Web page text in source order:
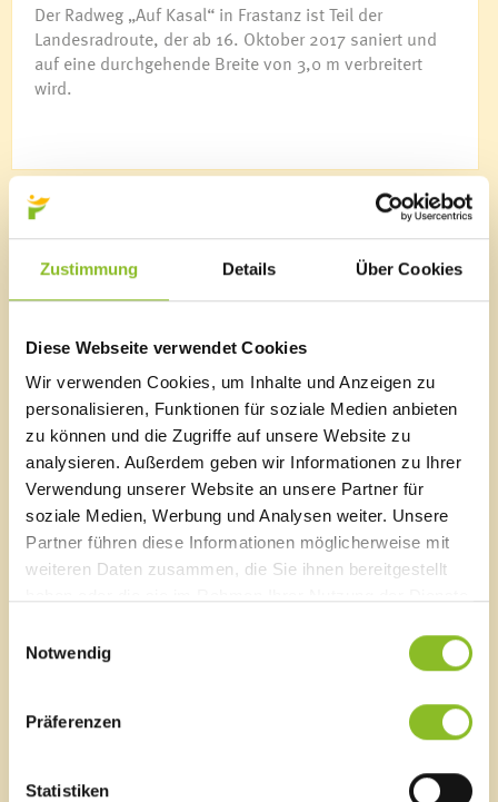
Zustimmung Details Über Cookies
Diese Webseite verwendet Cookies
Wir verwenden Cookies, um Inhalte und Anzeigen zu
personalisieren, Funktionen für soziale Medien anbieten
zu können und die Zugriffe auf unsere Website zu
analysieren. Außerdem geben wir Informationen zu Ihrer
Verwendung unserer Website an unsere Partner für
soziale Medien, Werbung und Analysen weiter. Unsere
Partner führen diese Informationen möglicherweise mit
weiteren Daten zusammen, die Sie ihnen bereitgestellt
Notwendig
Präferenzen
Statistiken
Der Radweg „Auf Kasal“ in Frastanz ist Teil der
Landesradroute, der ab 16. Oktober 2017 saniert und
auf eine durchgehende Breite von 3,0 m verbreitert
wird.
Tabakmuseum eröffnet
Feierlich eröffnet wurde am 04. Oktober 2017 das vom
Architekturbüro Ender gestaltete Tabakmuseum in der
Museen“ am 07. Oktober 2017 wird es erstmals
öffentlich zugänglich sein.
Frastanz in alten Ansichten
Bereits zum 14. Mal hat Gemeindearchivar Mag.
Thomas Welte einen Kalender mit Motiven aus
Bewegt durch den Herbst
Gemeindepark ein Lauf- und Nordic Walking Training